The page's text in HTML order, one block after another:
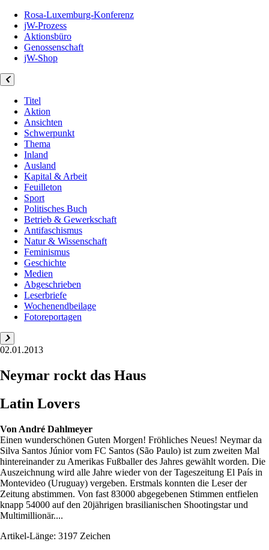
Rosa-Luxemburg-Konferenz
jW-Prozess
Aktionsbüro
Genossenschaft
jW-Shop
Titel
Aktion
Ansichten
Schwerpunkt
Thema
Inland
Ausland
Kapital & Arbeit
Feuilleton
Sport
Politisches Buch
Betrieb & Gewerkschaft
Antifaschismus
Natur & Wissenschaft
Feminismus
Geschichte
Medien
Abgeschrieben
Leserbriefe
Wochenendbeilage
Fotoreportagen
02.01.2013
Neymar rockt das Haus
Latin Lovers
Von André Dahlmeyer
Einen wunderschönen Guten Morgen! Fröhliches Neues! Neymar da
Silva Santos Júnior vom FC Santos (São Paulo) ist zum zweiten Mal
hintereinander zu Amerikas Fußballer des Jahres gewählt worden. Die
Auszeichnung wird alle Jahre wieder von der Tageszeitung El País in
Montevideo (Uruguay) vergeben. Erstmals konnten die Leser der
Zeitung abstimmen. Von fast 83000 abgegebenen Stimmen entfielen
knapp 54000 auf den 20jährigen brasilianischen Shootingstar und
Multimillionär....
Artikel-Länge: 3197 Zeichen